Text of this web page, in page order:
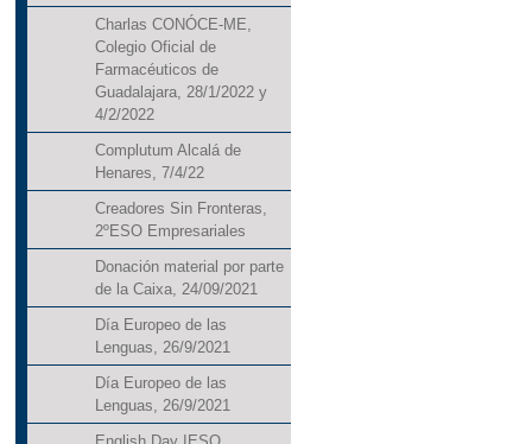
Charlas CONÓCE-ME,
Colegio Oficial de
Farmacéuticos de
Guadalajara, 28/1/2022 y
4/2/2022
Complutum Alcalá de
Henares, 7/4/22
Creadores Sin Fronteras,
2ºESO Empresariales
Donación material por parte
de la Caixa, 24/09/2021
Día Europeo de las
Lenguas, 26/9/2021
Día Europeo de las
Lenguas, 26/9/2021